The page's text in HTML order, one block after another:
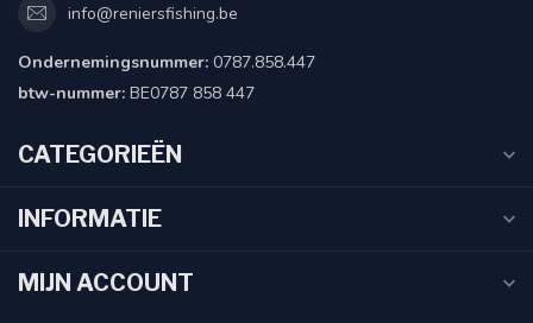
info@reniersfishing.be
Ondernemingsnummer: 0787.858.447
btw-nummer: BE0787 858 447
CATEGORIEËN
INFORMATIE
MIJN ACCOUNT